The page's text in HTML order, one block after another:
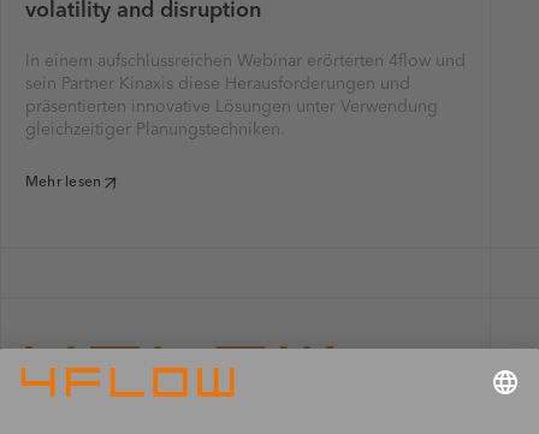
volatility and disruption
In einem aufschlussreichen Webinar erörterten 4flow und
sein Partner Kinaxis diese Herausforderungen und
präsentierten innovative Lösungen unter Verwendung
gleichzeitiger Planungstechniken.
Mehr lesen